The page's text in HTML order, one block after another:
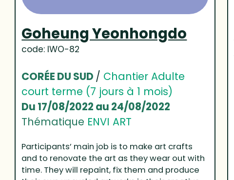
Goheung Yeonhongdo
code: IWO-82
CORÉE DU SUD / Chantier Adulte
court terme (7 jours à 1 mois)
Du 17/08/2022 au 24/08/2022
Thématique ENVI ART
Participants’ main job is to make art crafts
and to renovate the art as they wear out with
time. They will repaint, fix them and produce